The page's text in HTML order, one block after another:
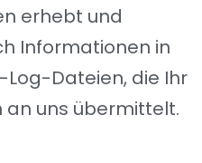
erhebt und
Informationen in
Dateien, die Ihr
uns übermittelt.